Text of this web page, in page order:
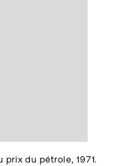
du pétrole, 1971.